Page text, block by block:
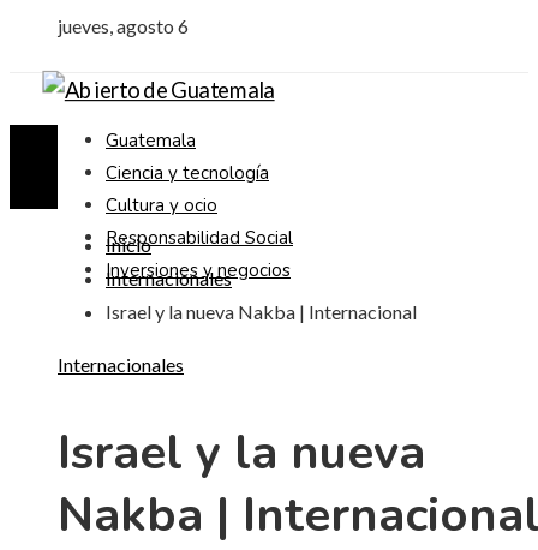
jueves, agosto 6
Guatemala
Ciencia y tecnología
Cultura y ocio
Responsabilidad Social
Inversiones y negocios
Inicio
Internacionales
Israel y la nueva Nakba | Internacional
Internacionales
Israel y la nueva
Nakba |